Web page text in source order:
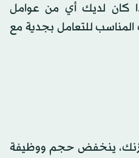
كان لديك أي من عوامل
للتعامل بجدية مع
وزنك، ينخفض ​​حجم ووظيفة